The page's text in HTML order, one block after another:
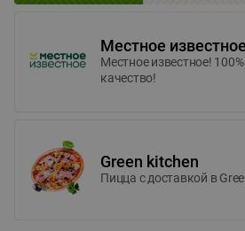
Местное известное
Местное известное!
качество!
Green kitchen
Пицца c доставкой в